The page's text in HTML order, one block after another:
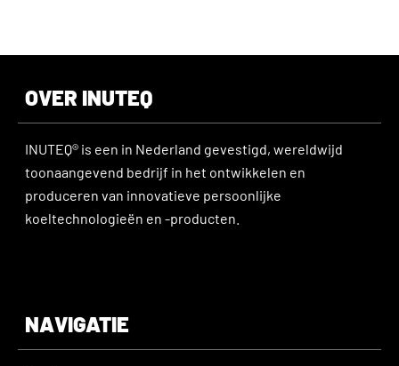
OVER INUTEQ
INUTEQ® is een in Nederland gevestigd, wereldwijd
toonaangevend bedrijf in het ontwikkelen en
produceren van innovatieve persoonlijke
koeltechnologieën en -producten.
NAVIGATIE